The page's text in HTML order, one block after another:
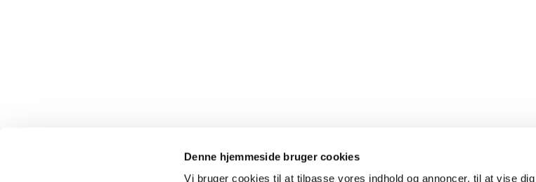
Denne hjemmeside bruger cookies
Vi bruger cookies til at tilpasse vores indhold og annoncer, til at vise